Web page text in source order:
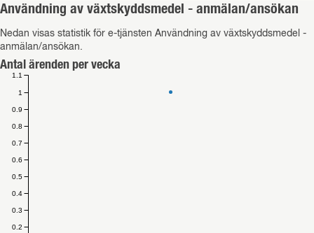
Användning av växtskyddsmedel - anmälan/ansökan
Nedan visas statistik för e-tjänsten Användning av växtskyddsmedel -
anmälan/ansökan.
Antal ärenden per vecka
0.2
0.3
0.4
0.5
0.6
0.7
0.8
0.9
1
1.1